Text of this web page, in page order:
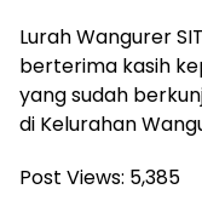
Lurah Wangurer
berterima kasih
yang sudah
di Kelurahan
Post Views: 5,385